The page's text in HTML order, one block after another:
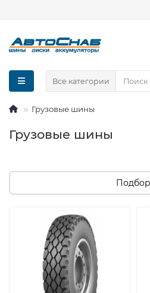
Все категории
Грузовые шины
Грузовые шины